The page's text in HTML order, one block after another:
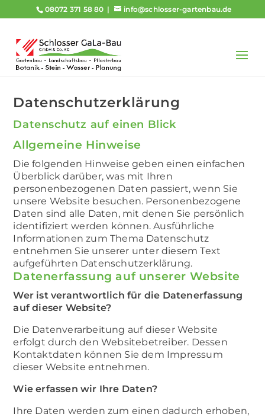
08072 371 58 80 info@schlosser-gartenbau.de
Datenschutzerklärung
Datenschutz auf einen Blick
Allgemeine Hinweise
Die folgenden Hinweise geben einen einfachen
Überblick darüber, was mit Ihren
personenbezogenen Daten passiert, wenn Sie
unsere Website besuchen. Personenbezogene
Daten sind alle Daten, mit denen Sie persönlich
identifiziert werden können. Ausführliche
Informationen zum Thema Datenschutz
entnehmen Sie unserer unter diesem Text
aufgeführten Datenschutzerklärung.
Datenerfassung auf unserer Website
Wer ist verantwortlich für die Datenerfassung
auf dieser Website?
Die Datenverarbeitung auf dieser Website
erfolgt durch den Websitebetreiber. Dessen
Kontaktdaten können Sie dem Impressum
dieser Website entnehmen.
Wie erfassen wir Ihre Daten?
Ihre Daten werden zum einen dadurch erhoben,